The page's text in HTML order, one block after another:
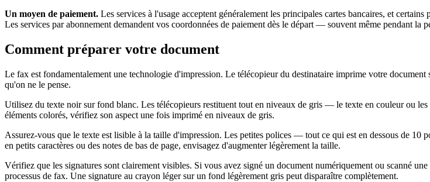
Un moyen de paiement. Les services à l'usage acceptent généralement les principales cartes bancaires, et
Les services par abonnement demandent vos coordonnées de paiement dès le départ — souvent même pendant
Comment préparer votre document
Le fax est fondamentalement une technologie d'impression. Le télécopieur du destinataire imprime votre
qu'on ne le pense.
Utilisez du texte noir sur fond blanc. Les télécopieurs restituent tout en niveaux de gris — le texte en couleur ou
éléments colorés, vérifiez son aspect une fois imprimé en niveaux de gris.
Assurez-vous que le texte est lisible à la taille d'impression. Les petites polices — tout ce qui est en dessous de
en petits caractères ou des notes de bas de page, envisagez d'augmenter légèrement la taille.
Vérifiez que les signatures sont clairement visibles. Si vous avez signé un document numériquement ou scanné
processus de fax. Une signature au crayon léger sur un fond légèrement gris peut disparaître complètement.